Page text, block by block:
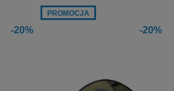
-20% -20%
PROMOCJA